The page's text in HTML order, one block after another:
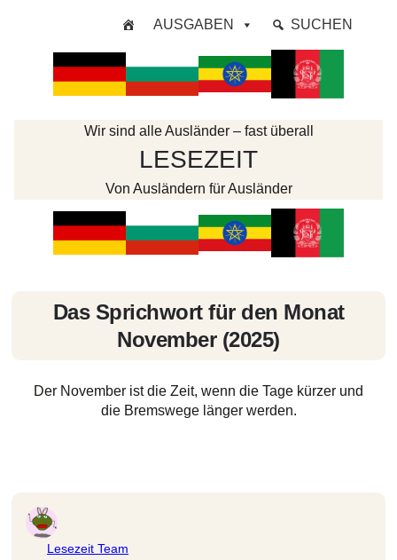
AUSGABEN SUCHEN
Wir sind alle Ausländer – fast überall
LESEZEIT
Von Ausländern für Ausländer
Das Sprichwort für den Monat
November (2025)
Der November ist die Zeit, wenn die Tage kürzer und
die Bremswege länger werden.
Lesezeit Team